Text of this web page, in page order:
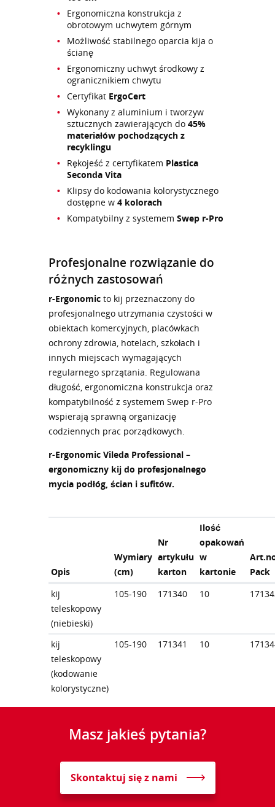
Ergonomiczna konstrukcja z
obrotowym uchwytem górnym
Możliwość stabilnego oparcia kija o
ścianę
Ergonomiczny uchwyt środkowy z
ogranicznikiem chwytu
Certyfikat ErgoCert
Wykonany z aluminium i tworzyw
sztucznych zawierających do 45%
materiałów pochodzących z
recyklingu
Rękojeść z certyfikatem Plastica
Seconda Vita
Klipsy do kodowania kolorystycznego
dostępne w 4 kolorach
Kompatybilny z systemem Swep r-Pro
Profesjonalne rozwiązanie do
różnych zastosowań
r-Ergonomic to kij przeznaczony do
profesjonalnego utrzymania czystości w
obiektach komercyjnych, placówkach
ochrony zdrowia, hotelach, szkołach i
innych miejscach wymagających
regularnego sprzątania. Regulowana
długość, ergonomiczna konstrukcja oraz
kompatybilność z systemem Swep r-Pro
wspierają sprawną organizację
codziennych prac porządkowych.
r-Ergonomic Vileda Professional –
ergonomiczny kij do profesjonalnego
mycia podłóg, ścian i sufitów.
Opis
Wymiary
(cm)
Nr
artykułu
karton
Ilość
opakowań
w
kartonie
Pack
kij
teleskopowy
(niebieski)
105-190 171340 10
kij
teleskopowy
(kodowanie
kolorystyczne)
105-190 171341 10
Masz jakieś pytania?
Skontaktuj się z nami